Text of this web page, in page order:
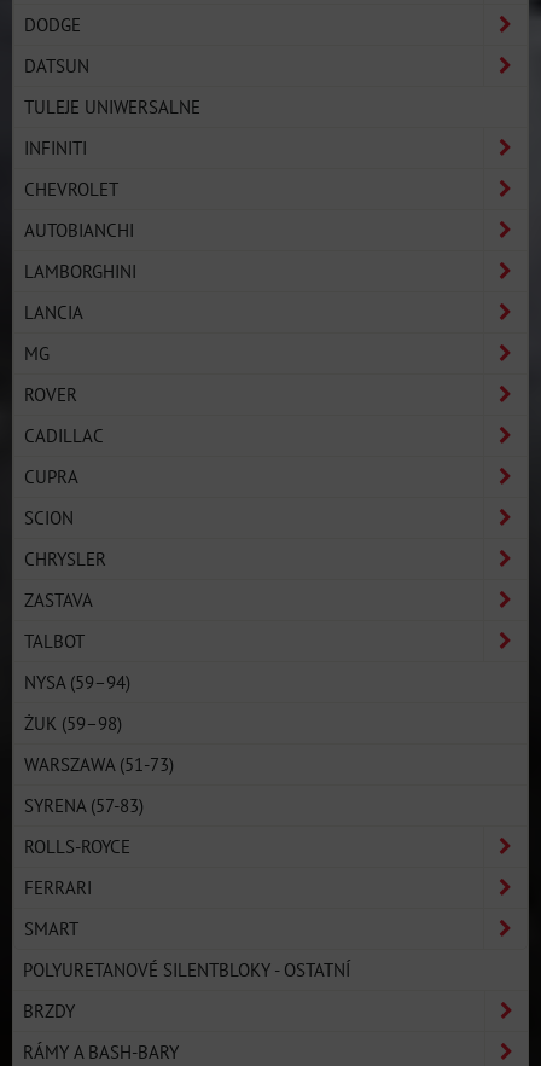
DODGE
DATSUN
TULEJE UNIWERSALNE
INFINITI
CHEVROLET
AUTOBIANCHI
LAMBORGHINI
LANCIA
MG
ROVER
CADILLAC
CUPRA
SCION
CHRYSLER
ZASTAVA
TALBOT
NYSA (59–94)
ŻUK (59–98)
WARSZAWA (51-73)
SYRENA (57-83)
ROLLS-ROYCE
FERRARI
SMART
POLYURETANOVÉ SILENTBLOKY - OSTATNÍ
BRZDY
RÁMY A BASH-BARY